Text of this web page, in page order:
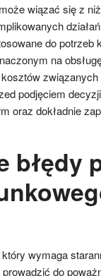
wiązać się z
do potrzeb
na
podjęciem
oraz dokładnie
błędy
wymaga
do